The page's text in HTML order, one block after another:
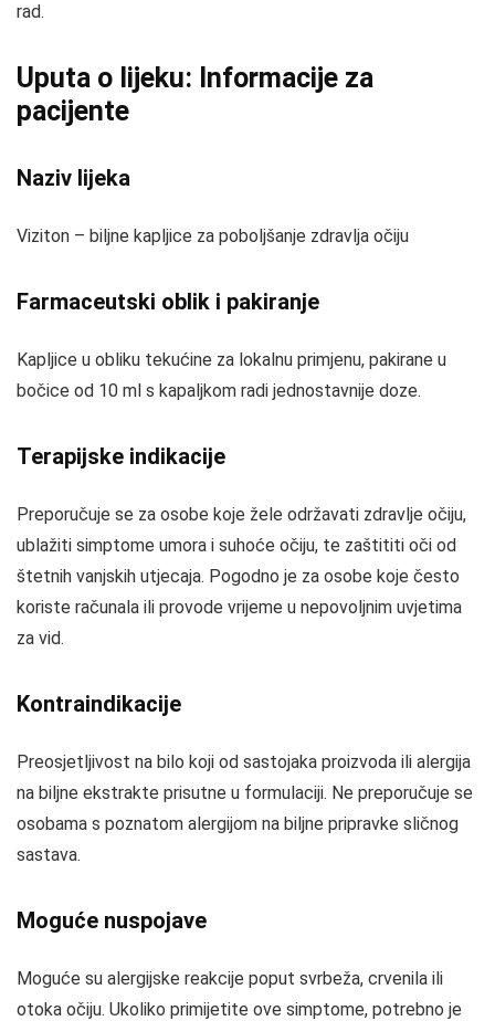
rad.
Uputa o lijeku: Informacije za
pacijente
Naziv lijeka
Viziton – biljne kapljice za poboljšanje zdravlja očiju
Farmaceutski oblik i pakiranje
Kapljice u obliku tekućine za lokalnu primjenu, pakirane u
bočice od 10 ml s kapaljkom radi jednostavnije doze.
Terapijske indikacije
Preporučuje se za osobe koje žele održavati zdravlje očiju,
ublažiti simptome umora i suhoće očiju, te zaštititi oči od
štetnih vanjskih utjecaja. Pogodno je za osobe koje često
koriste računala ili provode vrijeme u nepovoljnim uvjetima
za vid.
Kontraindikacije
Preosjetljivost na bilo koji od sastojaka proizvoda ili alergija
na biljne ekstrakte prisutne u formulaciji. Ne preporučuje se
osobama s poznatom alergijom na biljne pripravke sličnog
sastava.
Moguće nuspojave
Moguće su alergijske reakcije poput svrbeža, crvenila ili
otoka očiju. Ukoliko primijetite ove simptome, potrebno je